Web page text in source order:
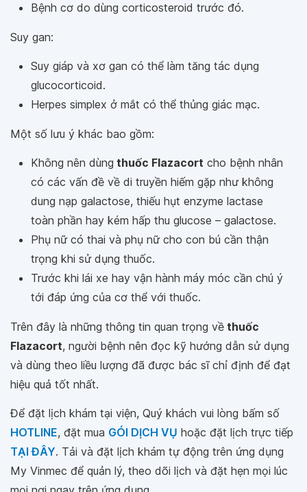
Bệnh cơ do dùng corticosteroid trước đó.
Suy gan:
Suy giáp và xơ gan có thể làm tăng tác dụng
glucocorticoid.
Herpes simplex ở mắt có thể thủng giác mạc.
Một số lưu ý khác bao gồm:
Không nên dùng thuốc Flazacort cho bệnh nhân
có các vấn đề về di truyền hiếm gặp như không
dung nạp galactose, thiếu hụt enzyme lactase
toàn phần hay kém hấp thu glucose – galactose.
Phụ nữ có thai và phụ nữ cho con bú cần thận
trọng khi sử dụng thuốc.
Trước khi lái xe hay vận hành máy móc cần chú ý
tới đáp ứng của cơ thể với thuốc.
Trên đây là những thông tin quan trọng về thuốc
Flazacort, người bệnh nên đọc kỹ hướng dẫn sử dụng
và dùng theo liều lượng đã được bác sĩ chỉ định để đạt
hiệu quả tốt nhất.
Để đặt lịch khám tại viện, Quý khách vui lòng bấm số
HOTLINE, đặt mua GÓI DỊCH VỤ hoặc đặt lịch trực tiếp
TẠI ĐÂY. Tải và đặt lịch khám tự động trên ứng dụng
My Vinmec để quản lý, theo dõi lịch và đặt hẹn mọi lúc